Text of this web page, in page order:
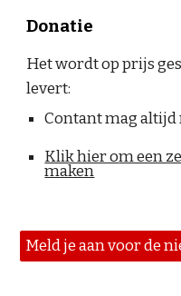
Donatie
Het wordt op prijs
levert:
Contant mag
Klik hier om een
maken